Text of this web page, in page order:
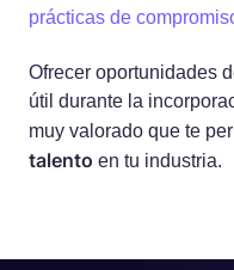
prácticas de
Ofrecer oportunidades
útil durante la
muy valorado que te
talento en tu industria.